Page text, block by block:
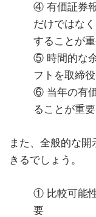
④ 有価証券
だけではな
することが
⑤ 時間的な
フトを取締
⑥ 当年の有
ることが重要
また、全般的な
きるでしょう。
① 比較可能
要